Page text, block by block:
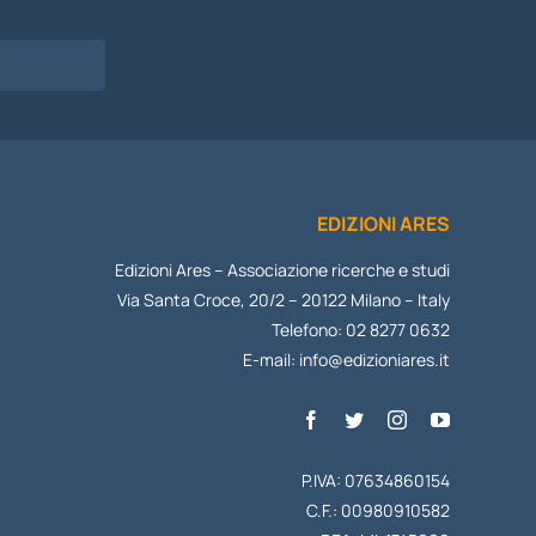
EDIZIONI ARES
Edizioni Ares – Associazione ricerche e studi
Via Santa Croce, 20/2 – 20122 Milano – Italy
Telefono: 02 8277 0632
E-mail: info@edizioniares.it
P.IVA: 07634860154
C.F.: 00980910582